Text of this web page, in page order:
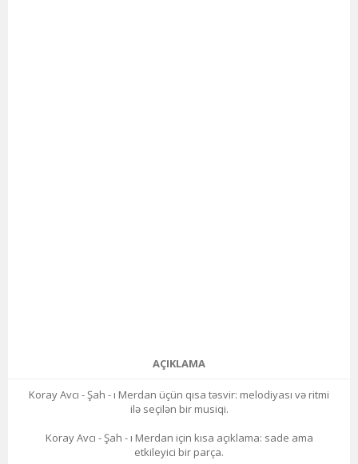
AÇIKLAMA
Koray Avcı - Şah - ı Merdan üçün qısa təsvir: melodiyası və ritmi
ilə seçilən bir musiqi.
Koray Avcı - Şah - ı Merdan için kısa açıklama: sade ama
etkileyici bir parça.